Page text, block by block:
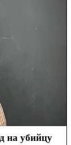
на убийцу